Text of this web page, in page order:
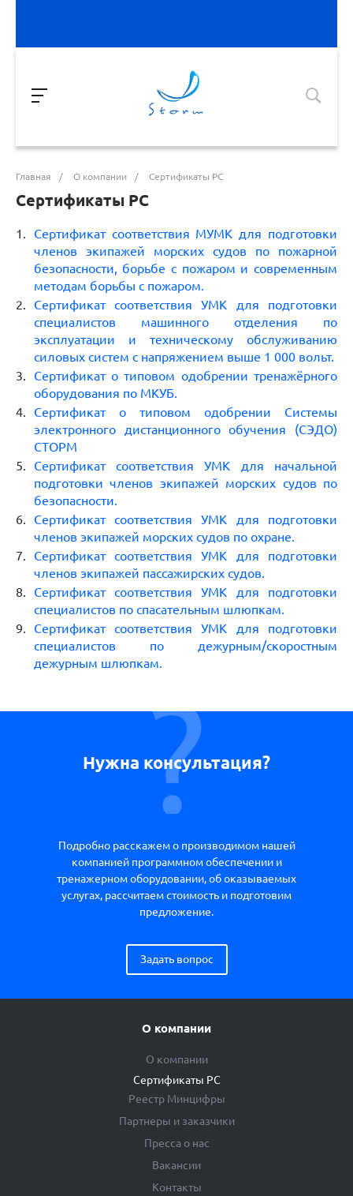
Главная / О компании / Сертификаты РС
Сертификаты РС
Сертификат соответствия МУМК для подготовки
членов экипажей морских судов по пожарной
безопасности, борьбе с пожаром и современным
методам борьбы с пожаром.
Сертификат соответствия УМК для подготовки
специалистов машинного отделения по
эксплуатации и техническому обслуживанию
силовых систем с напряжением выше 1 000 вольт.
Сертификат о типовом одобрении тренажёрного
оборудования по МКУБ.
Сертификат о типовом одобрении Системы
электронного дистанционного обучения (СЭДО)
СТОРМ
Сертификат соответствия УМК для начальной
подготовки членов экипажей морских судов по
безопасности.
Сертификат соответствия УМК для подготовки
членов экипажей морских судов по охране.
Сертификат соответствия УМК для подготовки
членов экипажей пассажирских судов.
Сертификат соответствия УМК для подготовки
специалистов по спасательным шлюпкам.
Сертификат соответствия УМК для подготовки
специалистов по дежурным/скоростным
дежурным шлюпкам.
Нужна консультация?
Подробно расскажем о производимом нашей
компанией программном обеспечении и
тренажерном оборудовании, об оказываемых
услугах, рассчитаем стоимость и подготовим
предложение.
Задать вопрос
О компании
О компании
Сертификаты РС
Реестр Минцифры
Партнеры и заказчики
Пресса о нас
Вакансии
Контакты